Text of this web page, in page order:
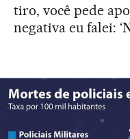
tiro, você pede
negativa eu falei: